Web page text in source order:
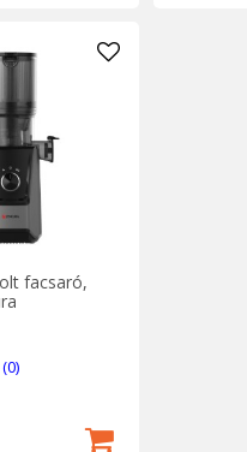
facsaró,
(0)